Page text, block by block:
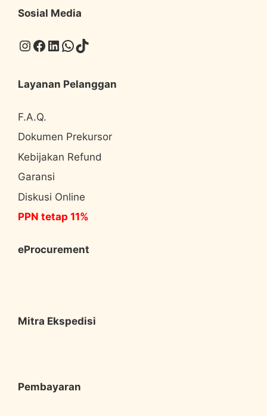
Sosial Media
Instagram
Facebook
LinkedIn
WhatsApp
TikTok
Layanan Pelanggan
F.A.Q.
Dokumen Prekursor
Kebijakan Refund
Garansi
Diskusi Online
PPN tetap 11%
eProcurement
Mitra Ekspedisi
Pembayaran